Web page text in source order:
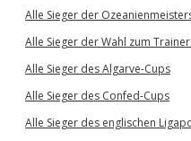
Alle Sieger der
Alle Sieger der Wahl zum
Alle Sieger des Algarve-Cups
Alle Sieger des Confed-Cups
Alle Sieger des englischen